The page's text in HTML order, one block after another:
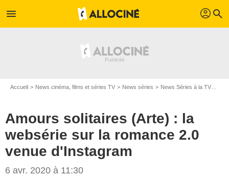
menu profil search
Accueil News cinéma, films et séries TV News séries News Séries à la TV
Amours solitaires (Arte) : la
websérie sur la romance 2.0
venue d'Instagram
6 avr. 2020 à 11:30